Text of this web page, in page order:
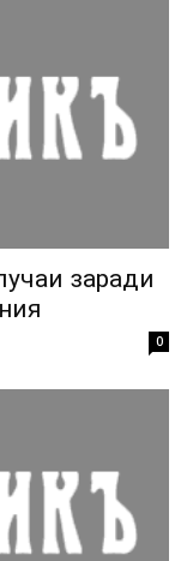
заради
0